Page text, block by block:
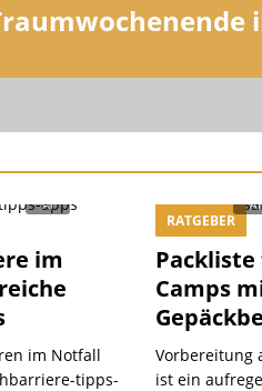
Packliste
Camps
RATGEBER
Vorbereitung
ist ein
im
im Notfall
tipps-